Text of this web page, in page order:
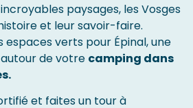
paysages, les Vosges
et leur savoir-faire.
espaces verts pour Épinal, une
de votre camping dans
et faites un tour à